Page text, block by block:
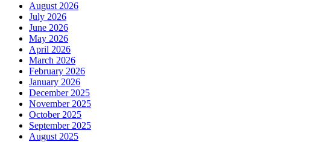
August 2026
July 2026
June 2026
May 2026
April 2026
March 2026
February 2026
January 2026
December 2025
November 2025
October 2025
September 2025
August 2025